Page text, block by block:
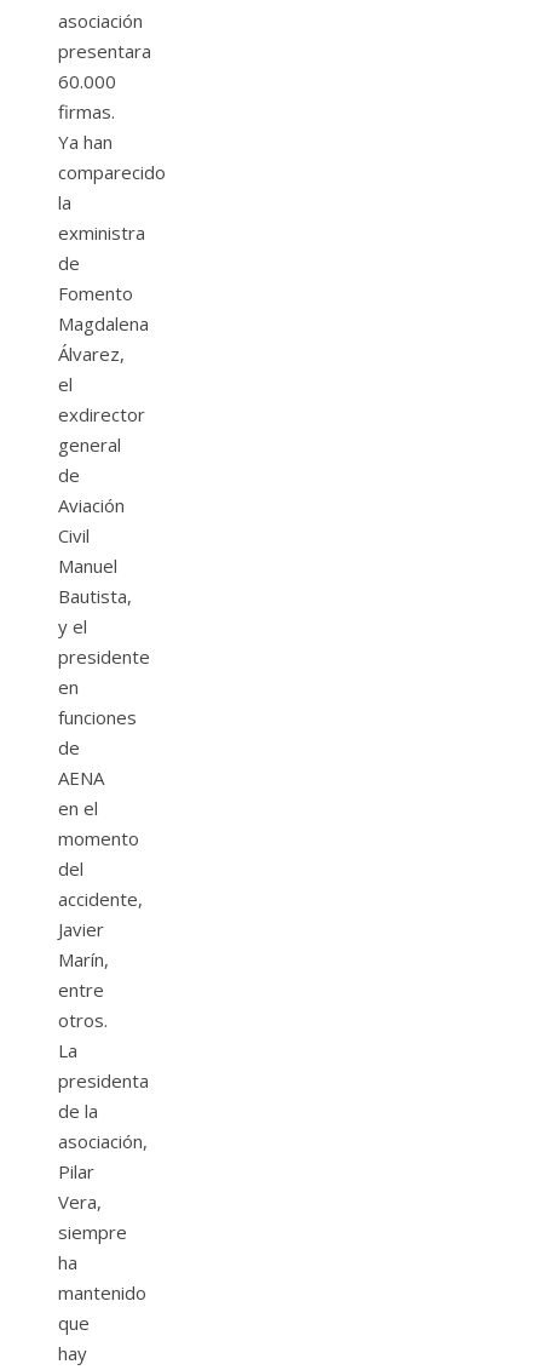
asociación
presentara
60.000
firmas.
Ya han
comparecido
la
exministra
de
Fomento
Magdalena
Álvarez,
el
exdirector
general
de
Aviación
Civil
Manuel
Bautista,
y el
presidente
en
funciones
de
AENA
en el
momento
del
accidente,
Javier
Marín,
entre
otros.
La
presidenta
de la
asociación,
Pilar
Vera,
siempre
ha
mantenido
que
hay